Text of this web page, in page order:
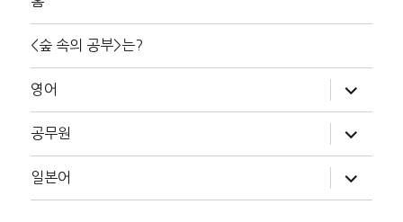
<숲 속의 공부>는?
영어
위
메
뉴
확
장
공무원
위
메
뉴
확
장
일본어
위
메